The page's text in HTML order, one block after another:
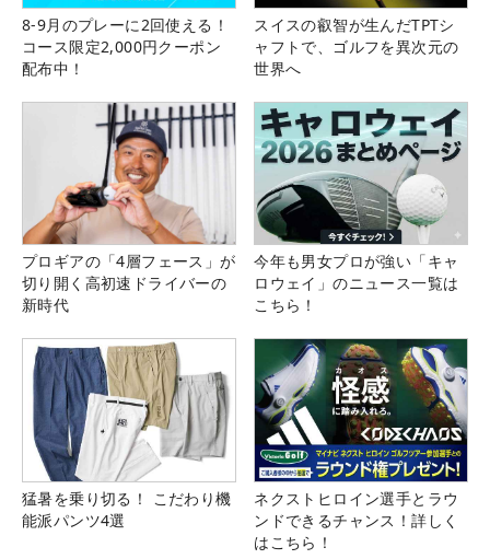
8-9月のプレーに2回使える！
コース限定2,000円クーポン
配布中！
スイスの叡智が生んだTPTシ
ャフトで、ゴルフを異次元の
世界へ
プロギアの「4層フェース」が
切り開く高初速ドライバーの
新時代
今年も男女プロが強い「キャ
ロウェイ」のニュース一覧は
こちら！
猛暑を乗り切る！ こだわり機
能派パンツ4選
ネクストヒロイン選手とラウ
ンドできるチャンス！詳しく
はこちら！